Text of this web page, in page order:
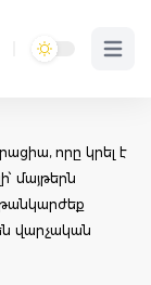
Open
որը կրել է
մայթերն
վարչական